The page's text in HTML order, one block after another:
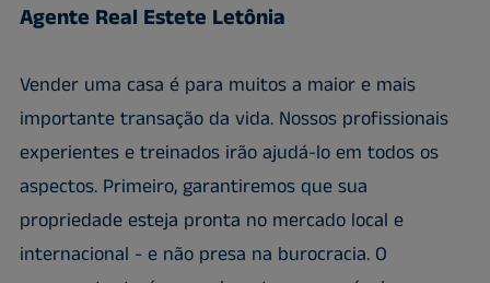
Agente Real Estete Letônia
Vender uma casa é para muitos a maior e mais
importante transação da vida. Nossos profissionais
experientes e treinados irão ajudá-lo em todos os
aspectos. Primeiro, garantiremos que sua
propriedade esteja pronta no mercado local e
internacional - e não presa na burocracia. O